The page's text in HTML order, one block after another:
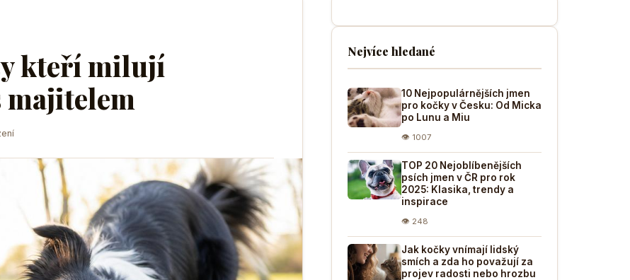
kteří milují
Nejvíce hledané
10 Nejpopulárnějších jmen
pro kočky v Česku: Od Micka
po Lunu a Miu
👁 1007
TOP 20 Nejoblíbenějších
psích jmen v ČR pro rok
2025: Klasika, trendy a
inspirace
👁 248
Jak kočky vnímají lidský
smích a zda ho považují za
projev radosti nebo hrozbu